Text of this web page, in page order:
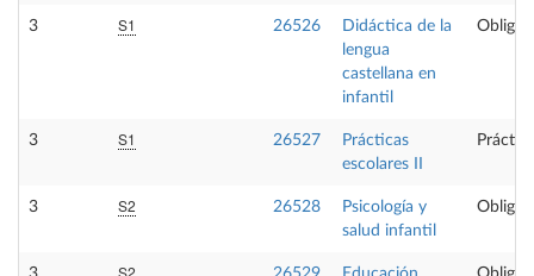
3 S1 26526
Didáctica de la
lengua
castellana en
infantil
3 S1 26527
Prácticas
escolares II
3 S2 26528
Psicología y
salud infantil
S2